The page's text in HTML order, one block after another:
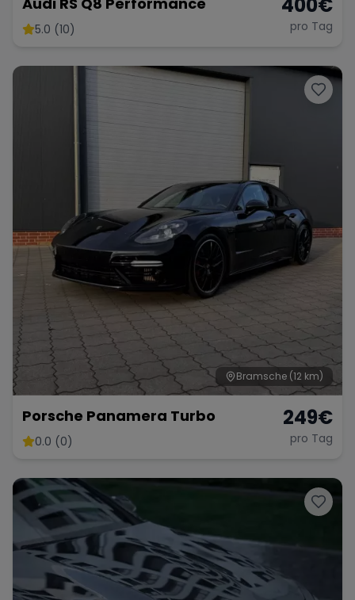
5.0 (10) pro Tag
Bramsche (12 km)
Porsche Panamera Turbo
0.0 (0)
249€
pro Tag